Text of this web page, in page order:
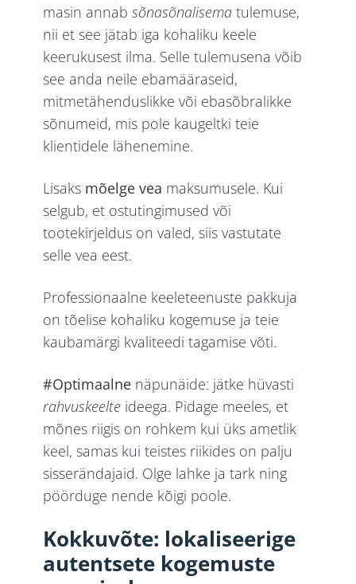
masin annabsõnasõnalisema tulemuse,
nii et see jätab iga kohaliku keele
keerukusest ilma. Selle tulemusena võib
see anda neile ebamääraseid,
mitmetähenduslikke või ebasõbralikke
sõnumeid, mis pole kaugeltki teie
klientidele lähenemine.
Lisaks mõelge vea maksumusele. Kui
selgub, et ostutingimused või
tootekirjeldus on valed, siis vastutate
selle vea eest.
Professionaalne keeleteenuste pakkuja
on tõelise kohaliku kogemuse ja teie
kaubamärgi kvaliteedi tagamise võti.
#Optimaalne näpunäide: jätke hüvasti
rahvuskeelte ideega. Pidage meeles, et
mõnes riigis on rohkem kui üks ametlik
keel, samas kui teistes riikides on palju
sisserändajaid. Olge lahke ja tark ning
pöörduge nende kõigi poole.
Kokkuvõte: lokaliseerige
autentsete kogemuste